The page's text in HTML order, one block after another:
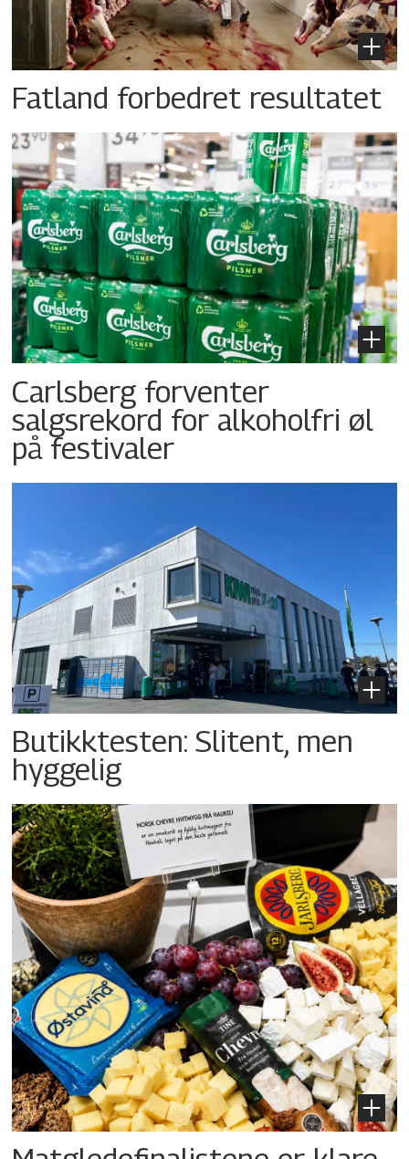
Fatland forbedret resultatet
Carlsberg forventer
salgsrekord for alkoholfri øl
på festivaler
Butikktesten: Slitent, men
hyggelig